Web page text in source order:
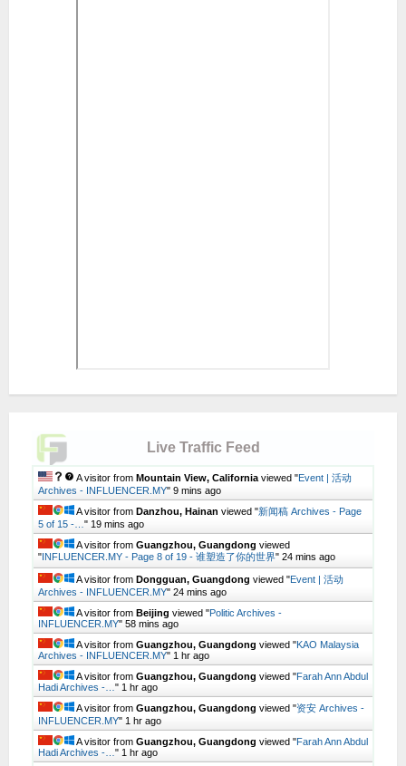
Live Traffic Feed
A visitor from Mountain View, Californiaviewed "Event | 活动
Archives - INFLUENCER.MY" 9 mins ago
A visitor from Danzhou, Hainan viewed "新闻稿 Archives - Page
5 of 15 -…" 19 mins ago
A visitor from Guangzhou, Guangdong viewed
" INFLUENCER.MY - Page 8 of 19 - 谁塑造了你的世界" 24 mins ago
A visitor from Dongguan, Guangdong viewed "Event | 活动
Archives - INFLUENCER.MY" 24 mins ago
A visitor from Beijing viewed "Politic Archives -
INFLUENCER.MY" 58 mins ago
A visitor from Guangzhou, Guangdong viewed "KAO Malaysia
Archives - INFLUENCER.MY" 1 hr ago
A visitor from Guangzhou, Guangdong viewed "Farah Ann Abdul
Hadi Archives -…" 1 hr ago
A visitor from Guangzhou, Guangdong viewed "资安 Archives -
INFLUENCER.MY" 1 hr ago
A visitor from Guangzhou, Guangdong viewed "Farah Ann Abdul
Hadi Archives -…" 1 hr ago